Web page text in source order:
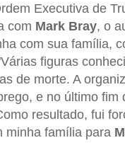
Executiva de
com Mark Bray, o
com sua família,
figuras
de morte. A
e no último
resultado, fui
minha família para